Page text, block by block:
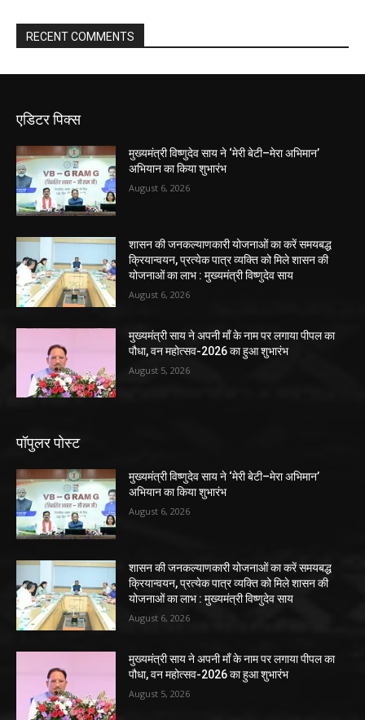
RECENT COMMENTS
एडिटर पिक्स
मुख्यमंत्री विष्णुदेव साय ने ‘मेरी बेटी–मेरा अभिमान’
अभियान का किया शुभारंभ
August 6, 2026
शासन की जनकल्याणकारी योजनाओं का करें समयबद्ध
क्रियान्वयन, प्रत्येक पात्र व्यक्ति को मिले शासन की
योजनाओं का लाभ : मुख्यमंत्री विष्णुदेव साय
August 6, 2026
मुख्यमंत्री साय ने अपनी माँ के नाम पर लगाया पीपल का
पौधा, वन महोत्सव-2026 का हुआ शुभारंभ
August 5, 2026
पॉपुलर पोस्ट
मुख्यमंत्री विष्णुदेव साय ने ‘मेरी बेटी–मेरा अभिमान’
अभियान का किया शुभारंभ
August 6, 2026
शासन की जनकल्याणकारी योजनाओं का करें समयबद्ध
क्रियान्वयन, प्रत्येक पात्र व्यक्ति को मिले शासन की
योजनाओं का लाभ : मुख्यमंत्री विष्णुदेव साय
August 6, 2026
मुख्यमंत्री साय ने अपनी माँ के नाम पर लगाया पीपल का
पौधा, वन महोत्सव-2026 का हुआ शुभारंभ
August 5, 2026